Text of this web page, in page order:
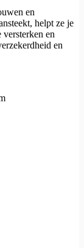
en
helpt ze je
en
en